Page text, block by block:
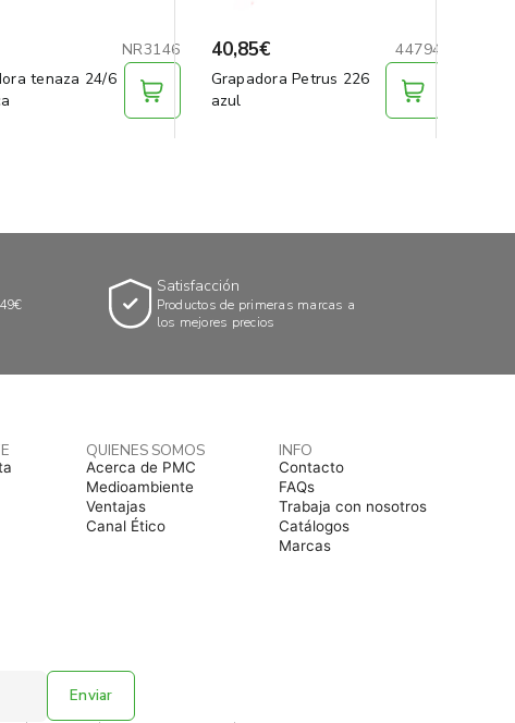
NR3146
tenaza 24/6
40,85€
44794
Grapadora Petrus 226
azul
Satisfacción
Productos de primeras marcas a
los mejores precios
QUIENES SOMOS
Acerca de PMC
Medioambiente
Ventajas
Canal Ético
INFO
Contacto
FAQs
Trabaja con nosotros
Catálogos
Marcas
Enviar